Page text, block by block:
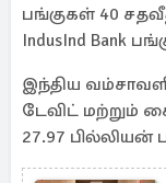
பங்குகள் 40
IndusInd Bank
இந்திய
டேவிட் மற்றும்
27.97